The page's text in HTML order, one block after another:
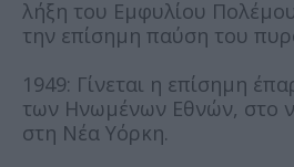
λήξη του Εμφυλίου
την επίσημη παύση του
1949: Γίνεται η επίσημη
των Ηνωμένων Εθνών, στο
στη Νέα Υόρκη.